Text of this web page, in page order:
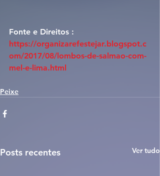
Fonte e Direitos :
https://organizarefestejar.blogspot.c
om/2017/08/lombos-de-salmao-com-
mel-e-lima.html
Peixe
Posts recentes Ver tudo